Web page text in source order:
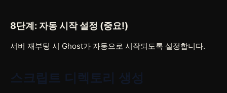
8단계: 자동 시작 설정 (중요!)
서버 재부팅 시 Ghost가 자동으로 시작되도록 설정합니다.
스크립트 디렉토리 생성